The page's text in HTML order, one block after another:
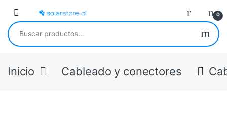
Open 0
Buscar por:
Inicio Cableado y conectores